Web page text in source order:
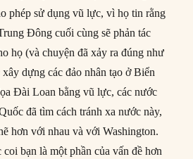
phép sử dụng vũ lực, vì họ tin rằng
Đông cuối cùng sẽ phản tác
họ (và chuyện đã xảy ra đúng như
dựng các đảo nhân tạo ở Biển
Đài Loan bằng vũ lực, các nước
đã tìm cách tránh xa nước này,
hơn với nhau và với Washington.
bạn là một phần của vấn đề hơn